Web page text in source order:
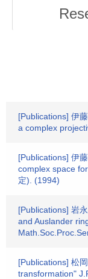
[Publications] 伊
a complex
[Publications] 伊
complex space
定). (1994)
[Publications] 岩
and Auslander
[Publications] 松
transformation"